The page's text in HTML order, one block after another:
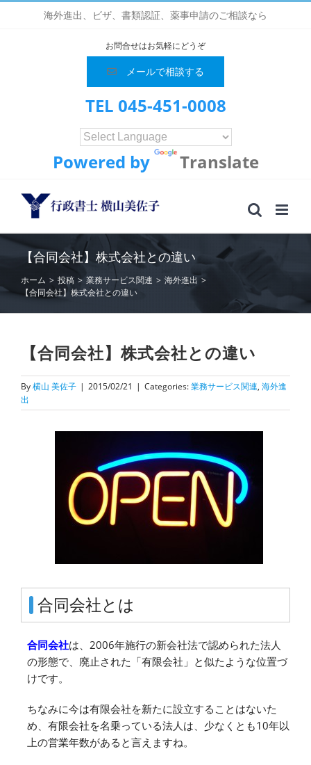
海外進出、ビザ、書類認証、薬事申請のご相談なら
お問合せはお気軽にどうぞ
メールで相談する
TEL 045-451-0008
Powered by Translate
【合同会社】株式会社との違い
ホーム > 投稿 > 業務サービス関連 > 海外進出 >
【合同会社】株式会社との違い
【合同会社】株式会社との違い
By横山 美佐子 | 2015/02/21 | Categories:業務サービス関連, 海外進
出
合同会社とは
合同会社は、2006年施行の新会社法で認められた法人
の形態で、廃止された「有限会社」と似たような位置づ
けです。
ちなみに今は有限会社を新たに設立することはないた
め、有限会社を名乗っている法人は、少なくとも10年以
上の営業年数があると言えますね。